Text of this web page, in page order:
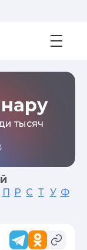
тысяч
П Р С Т У Ф